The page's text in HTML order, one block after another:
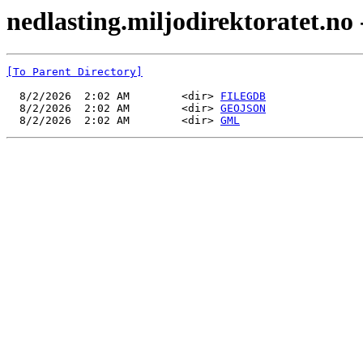
[To Parent Directory]
  8/2/2026  2:02 AM        <dir>
FILEGDB
  8/2/2026  2:02 AM        <dir>
GEOJSON
  8/2/2026  2:02 AM        <dir>
GML